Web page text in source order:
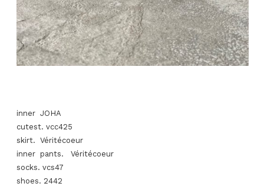
inner JOHA
cutest. vcc425
skirt. Véritécoeur
inner pants. Véritécoeur
socks. vcs47
shoes. 2442